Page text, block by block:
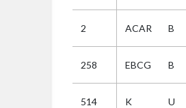
2 ACAR B
258 EBCG B
514 K U